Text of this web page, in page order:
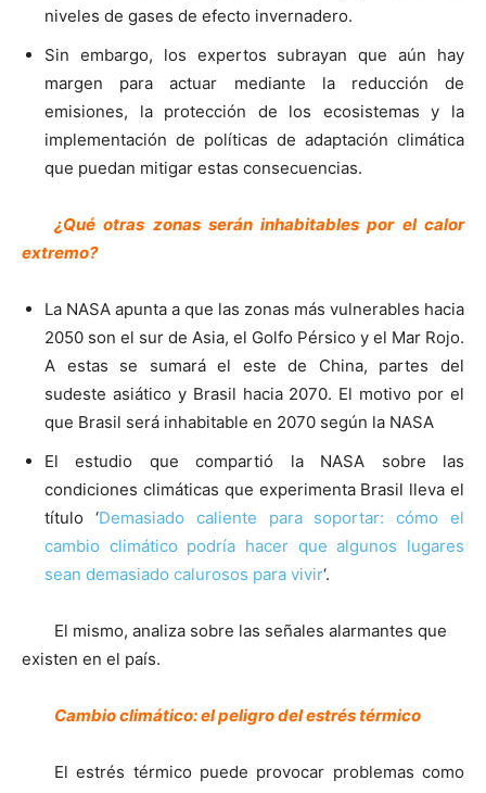
niveles de gases de efecto invernadero.
Sin embargo, los expertos subrayan que aún hay
margen para actuar mediante la reducción de
emisiones, la protección de los ecosistemas y la
implementación de políticas de adaptación climática
que puedan mitigar estas consecuencias.
¿Qué otras zonas serán inhabitables por el calor
extremo?
La NASA apunta a que las zonas más vulnerables hacia
2050 son el sur de Asia, el Golfo Pérsico y el Mar Rojo.
A estas se sumará el este de China, partes del
sudeste asiático y Brasil hacia 2070. El motivo por el
que Brasil será inhabitable en 2070 según la NASA
El estudio que compartió la NASA sobre las
condiciones climáticas que experimenta Brasil lleva el
título ‘Demasiado caliente para soportar: cómo el
cambio climático podría hacer que algunos lugares
sean demasiado calurosos para vivir‘.
El mismo, analiza sobre las señales alarmantes que
existen en el país.
Cambio climático: el peligro del estrés térmico
El estrés térmico puede provocar problemas como